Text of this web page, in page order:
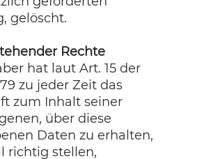
gelöscht.
Rechte
hat laut Art. 15 der
zu jeder Zeit das
zum Inhalt seiner
über diese
Daten zu erhalten,
richtig stellen,